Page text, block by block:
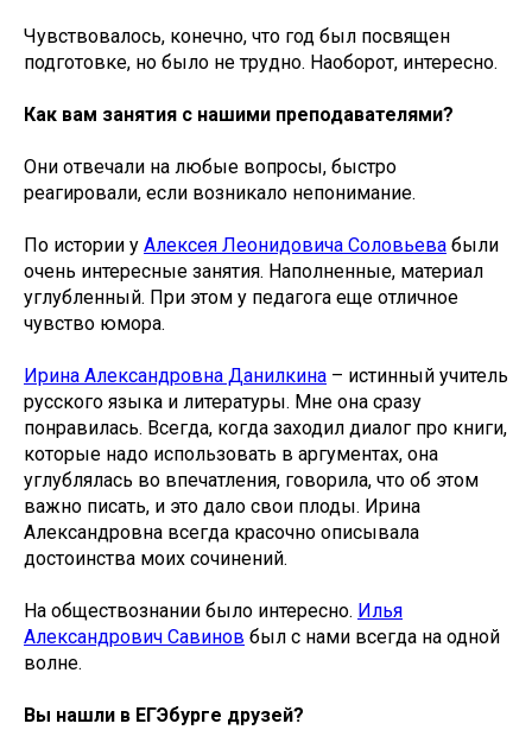
Чувствовалось, конечно, что год был посвящен
подготовке, но было не трудно. Наоборот, интересно.
Как вам занятия с нашими преподавателями?
Они отвечали на любые вопросы, быстро
реагировали, если возникало непонимание.
По истории у Алексея Леонидовича Соловьева были
очень интересные занятия. Наполненные, материал
углубленный. При этом у педагога еще отличное
чувство юмора.
Ирина Александровна Данилкина – истинный учитель
русского языка и литературы. Мне она сразу
понравилась. Всегда, когда заходил диалог про книги,
которые надо использовать в аргументах, она
углублялась во впечатления, говорила, что об этом
важно писать, и это дало свои плоды. Ирина
Александровна всегда красочно описывала
достоинства моих сочинений.
На обществознании было интересно. Илья
Александрович Савинов был с нами всегда на одной
волне.
Вы нашли в ЕГЭбурге друзей?